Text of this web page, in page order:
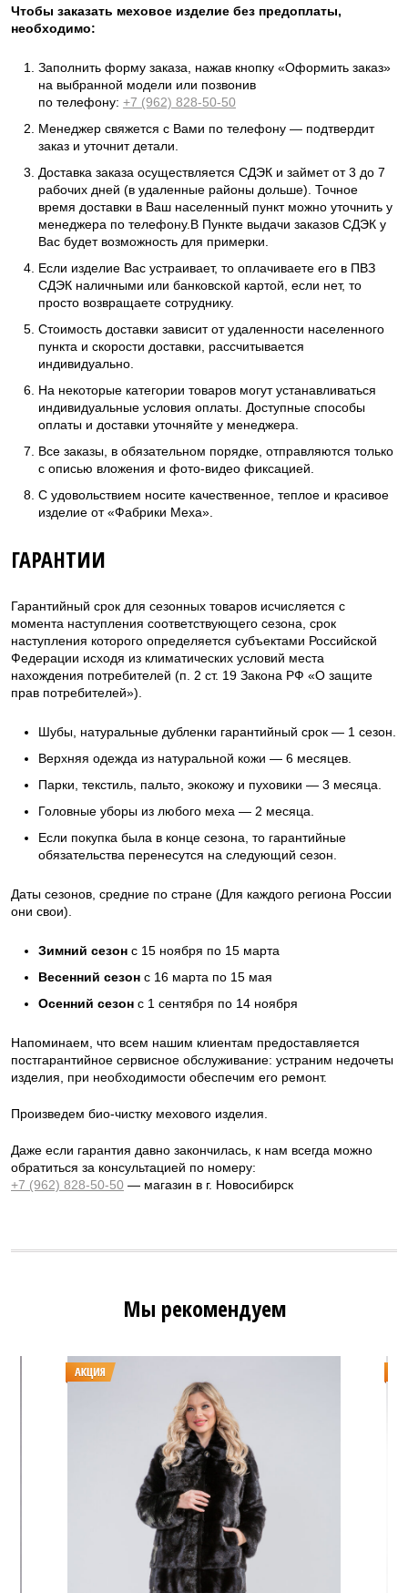
Чтобы заказать меховое изделие без предоплаты,
необходимо:
Заполнить форму заказа, нажав кнопку «Оформить заказ»
на выбранной модели или позвонив
по телефону: +7 (962) 828-50-50
Менеджер свяжется с Вами по телефону — подтвердит
заказ и уточнит детали.
Доставка заказа осуществляется СДЭК и займет от 3 до 7
рабочих дней (в удаленные районы дольше). Точное
время доставки в Ваш населенный пункт можно уточнить у
менеджера по телефону.В Пункте выдачи заказов СДЭК у
Вас будет возможность для примерки.
Если изделие Вас устраивает, то оплачиваете его в ПВЗ
СДЭК наличными или банковской картой, если нет, то
просто возвращаете сотруднику.
Стоимость доставки зависит от удаленности населенного
пункта и скорости доставки, рассчитывается
индивидуально.
На некоторые категории товаров могут устанавливаться
индивидуальные условия оплаты. Доступные способы
оплаты и доставки уточняйте у менеджера.
Все заказы, в обязательном порядке, отправляются только
с описью вложения и фото-видео фиксацией.
С удовольствием носите качественное, теплое и красивое
изделие от «Фабрики Меха».
ГАРАНТИИ
Гарантийный срок для сезонных товаров исчисляется с
момента наступления соответствующего сезона, срок
наступления которого определяется субъектами Российской
Федерации исходя из климатических условий места
нахождения потребителей (п. 2 ст. 19 Закона РФ «О защите
прав потребителей»).
Шубы, натуральные дубленки гарантийный срок — 1 сезон.
Верхняя одежда из натуральной кожи — 6 месяцев.
Парки, текстиль, пальто, экокожу и пуховики — 3 месяца.
Головные уборы из любого меха — 2 месяца.
Если покупка была в конце сезона, то гарантийные
обязательства перенесутся на следующий сезон.
Даты сезонов, средние по стране (Для каждого региона России
они свои).
Зимний сезон с 15 ноября по 15 марта
Весенний сезон с 16 марта по 15 мая
Осенний сезон с 1 сентября по 14 ноября
Напоминаем, что всем нашим клиентам предоставляется
постгарантийное сервисное обслуживание: устраним недочеты
изделия, при необходимости обеспечим его ремонт.
Произведем био-чистку мехового изделия.
Даже если гарантия давно закончилась, к нам всегда можно
обратиться за консультацией по номеру:
+7 (962) 828-50-50 — магазин в г. Новосибирск
Мы рекомендуем